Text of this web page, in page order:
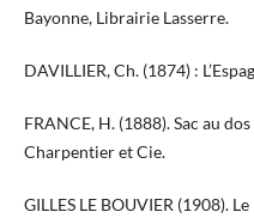
Bayonne, Librairie Lasserre.
DAVILLIER, Ch. (1874) :
FRANCE, H. (1888). Sac au
Charpentier et Cie.
GILLES LE BOUVIER (1908).